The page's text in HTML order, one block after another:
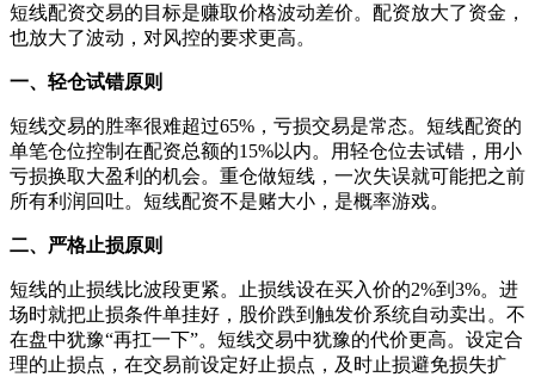
短线配资交易的目标是赚取价格波动差价。配资放大了资金，
也放大了波动，对风控的要求更高。
一、轻仓试错原则
短线交易的胜率很难超过65%，亏损交易是常态。短线配资的
单笔仓位控制在配资总额的15%以内。用轻仓位去试错，用小
亏损换取大盈利的机会。重仓做短线，一次失误就可能把之前
所有利润回吐。短线配资不是赌大小，是概率游戏。
二、严格止损原则
短线的止损线比波段更紧。止损线设在买入价的2%到3%。进
场时就把止损条件单挂好，股价跌到触发价系统自动卖出。不
在盘中犹豫“再扛一下”。短线交易中犹豫的代价更高。设定合
理的止损点，在交易前设定好止损点，及时止损避免损失扩